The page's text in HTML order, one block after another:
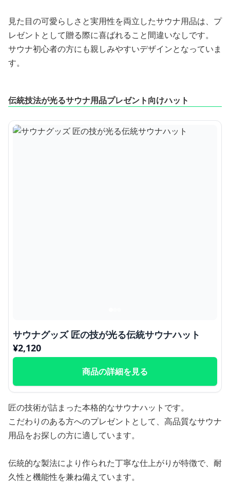
見た目の可愛らしさと実用性を両立したサウナ用品は、プ
レゼントとして贈る際に喜ばれること間違いなしです。
サウナ初心者の方にも親しみやすいデザインとなっていま
す。
伝統技法が光るサウナ用品プレゼント向けハット
サウナグッズ 匠の技が光る伝統サウナハット
¥2,120
商品の詳細を見る
匠の技術が詰まった本格的なサウナハットです。
こだわりのある方へのプレゼントとして、高品質なサウナ
用品をお探しの方に適しています。
伝統的な製法により作られた丁寧な仕上がりが特徴で、耐
久性と機能性を兼ね備えています。